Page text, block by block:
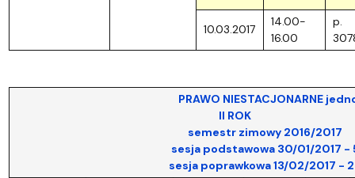
10.03.2017
14.00-
16.00
p.
PRAWO NIESTACJONARNE
II ROK
semestr zimowy 2016/2017
sesja podstawowa 30/01/2017 - 5/
sesja poprawkowa 13/02/2017 - 26/